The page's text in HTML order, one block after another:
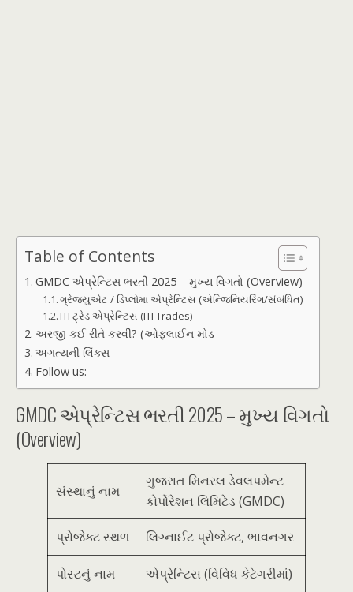
Table of Contents
GMDC એપ્રેન્ટિસ ભરતી 2025 – મુખ્ય વિગતો (Overview)
ગ્રેજ્યુએટ / ડિપ્લોમા એપ્રેન્ટિસ (એન્જિનિયરિંગ/સંબંધિત)
ITI ટ્રેડ એપ્રેન્ટિસ (ITI Trades)
અરજી કઈ રીતે કરવી? (ઓફલાઈન મોડ
અગત્યની લિંક્સ
Follow us:
GMDC એપ્રેન્ટિસ ભરતી 2025 – મુખ્ય વિગતો
(Overview)
સંસ્થાનું નામ
ગુજરાત મિનરલ ડેવલપમેન્ટ
કોર્પોરેશન લિમિટેડ (GMDC)
પ્રોજેક્ટ સ્થળ લિગ્નાઈટ પ્રોજેક્ટ, ભાવનગર
પોસ્ટનું નામ એપ્રેન્ટિસ (વિવિધ કેટેગરીમાં)